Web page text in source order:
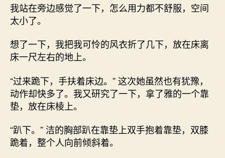
我站在旁边感觉了一下，怎么用力都不舒服，空间
太小了。
想了一下，我把我可怜的风衣折了几下，放在床离
床一尺左右的地上。
“过来跪下，手扶着床边。” 这次她虽然也有犹豫，
动作却快多了。我又研究了一下，拿了雅的一个靠
垫，放在床棱上。
“趴下。” 洁的胸部趴在靠垫上双手抱着靠垫，双膝
跪着，整个人向前倾斜着。